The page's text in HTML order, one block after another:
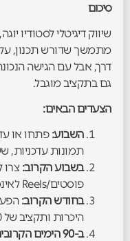
סיכום
שיווק דיגיטלי לסטודיו
מתמשך שדורש תכנון,
דרך, אבל עם הגישה
גם בתקציב מוגבל.
הצעדים הבאים:
השבוע: פתחו או
תמונות עדכניות,
בשבוע הקרוב:
פוסטים/Reels לאינסטגרם.
בחודש הקרוב:
היכרות ותקציב של 1,500 שקלים.
ב-90 הימים הקרובים: